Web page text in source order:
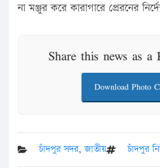
না মঞ্জুর করে কারাগারে প্রেরনের
Share this news as a
Download Photo
চাঁদপুর সদর,জাতীয় চাঁদপুর